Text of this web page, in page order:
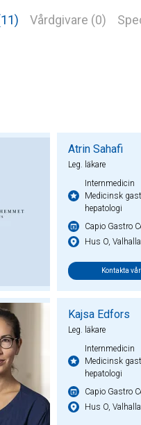
Vårdgivare (0)
Atrin Sahafi
Leg. läkare
Internmedicin
Medicinsk
hepatologi
Capio Gastro
Hus O,
Kontakta
Kajsa Edfors
Leg. läkare
Internmedicin
Medicinsk
hepatologi
Capio Gastro
Hus O,